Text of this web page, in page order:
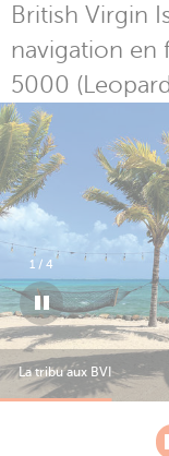
British Virgin
navigation en
5000
La tribu aux BVI
1 / 4